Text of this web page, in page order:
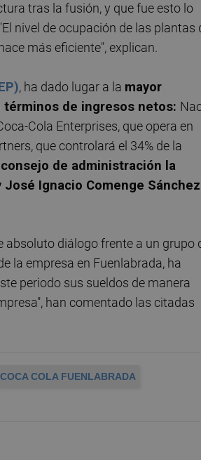
tras la fusión, y que fue esto lo
nivel de ocupación de las plantas
más eficiente", explican.
, ha dado lugar a la mayor
términos de ingresos netos:
Cola Enterprises, que opera en
que controlará el 34% de la
de administración la
Ignacio Comenge
diálogo frente a un grupo
la empresa en Fuenlabrada, ha
periodo sus sueldos de manera
han comentado las citadas
COCA COLA FUENLABRADA